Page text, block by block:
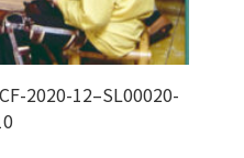
2020-12–SL00020-